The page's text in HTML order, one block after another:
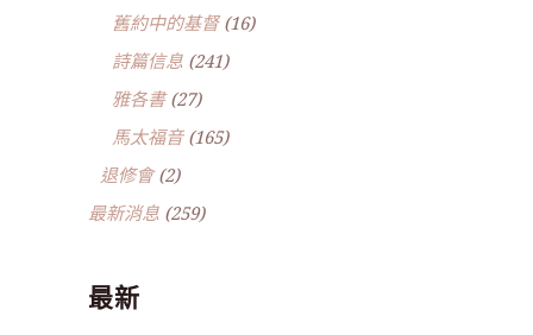
舊約中的基督(16)
詩篇信息 (241)
雅各書(27)
馬太福音(165)
退修會(2)
最新消息 (259)
最新